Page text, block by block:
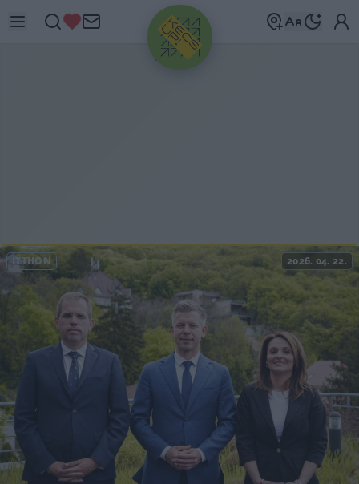
HIRDETÉS
ITTHON 2026. 04. 22.